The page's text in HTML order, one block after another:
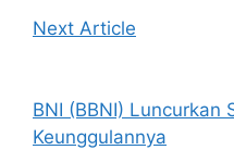
Next Article
BNI (BBNI) Luncurkan
Keunggulannya